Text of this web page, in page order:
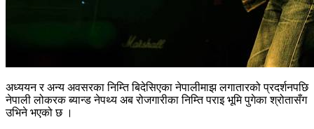
अध्ययन र अन्य अवसरका निम्ति बिदेसिएका नेपालीमाझ लगातारको प्रदर्शनपछि
नेपाली लोकरक ब्यान्ड नेपथ्य अब रोजगारीका निम्ति पराइ भूमि पुगेका श्रोतासँग
उभिने भएको छ ।